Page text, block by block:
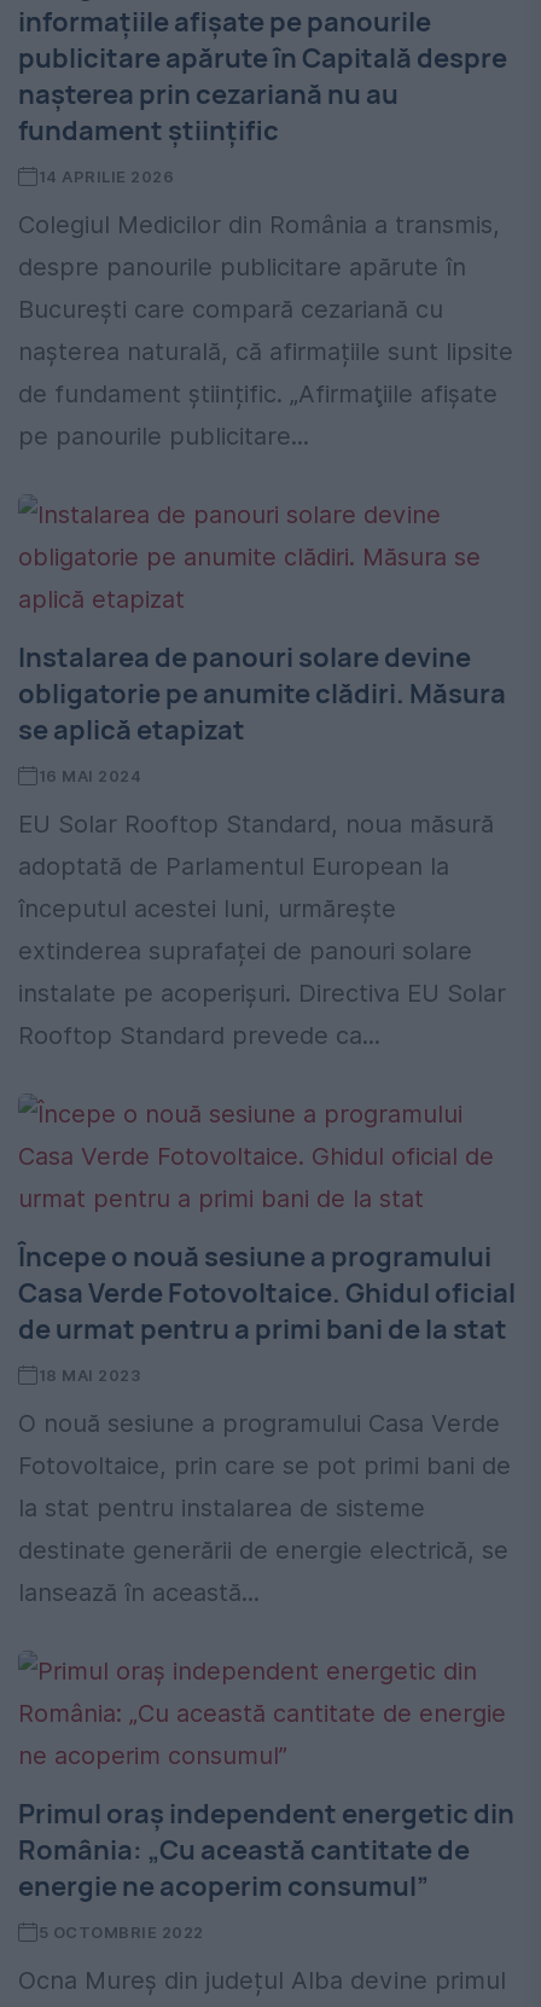
informațiile afișate pe panourile
publicitare apărute în Capitală despre
nașterea prin cezariană nu au
fundament științific
14 APRILIE 2026
Colegiul Medicilor din România a transmis,
despre panourile publicitare apărute în
București care compară cezariană cu
nașterea naturală, că afirmațiile sunt lipsite
de fundament științific. „Afirmaţiile afişate
pe panourile publicitare...
Instalarea de panouri solare devine
obligatorie pe anumite clădiri. Măsura
se aplică etapizat
16 MAI 2024
EU Solar Rooftop Standard, noua măsură
adoptată de Parlamentul European la
începutul acestei luni, urmărește
extinderea suprafaței de panouri solare
instalate pe acoperișuri. Directiva EU Solar
Rooftop Standard prevede ca...
Începe o nouă sesiune a programului
Casa Verde Fotovoltaice. Ghidul oficial
de urmat pentru a primi bani de la stat
18 MAI 2023
O nouă sesiune a programului Casa Verde
Fotovoltaice, prin care se pot primi bani de
la stat pentru instalarea de sisteme
destinate generării de energie electrică, se
lansează în această...
Primul oraș independent energetic din
România: „Cu această cantitate de
energie ne acoperim consumul”
5 OCTOMBRIE 2022
Ocna Mureș din județul Alba devine primul